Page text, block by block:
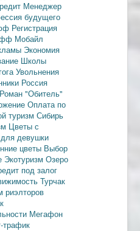
Менеджер
будущего
Регистрация
Мобайл
Экономия
Школы
Увольнения
Россия
Роман "Обитель"
Оплата по
туризм Сибирь
Цветы с
девушки
цветы Выбор
Экотуризм Озеро
под залог
Турчак
риэлторов
Мегафон
трафик